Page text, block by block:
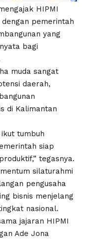
HIPMI
pemerintah
yang
bagi
muda sangat
daerah,
di Kalimantan
tumbuh
siap
tegasnya.
silaturahmi
pengusaha
bisnis menjelang
nasional.
jajaran HIPMI
Ade Jona